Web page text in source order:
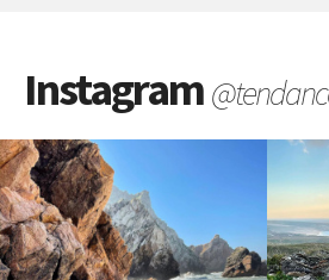
Instagram